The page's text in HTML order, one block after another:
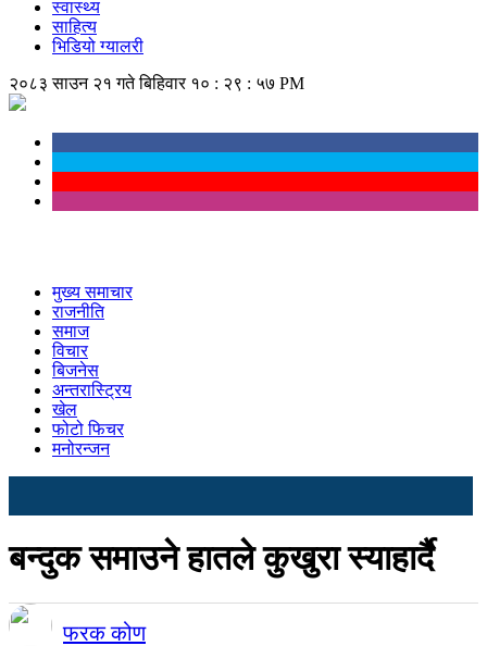
स्वास्थ्य
साहित्य
भिडियो ग्यालरी
२०८३ साउन २१ गते बिहिवार १० : २९ : ५८ PM
मुख्य समाचार
राजनीति
समाज
विचार
बिजनेस
अन्तरास्ट्रिय
खेल
फोटो फिचर
मनोरन्जन
बन्दुक समाउने हातले कुखुरा स्याहार्दै
फरक कोण